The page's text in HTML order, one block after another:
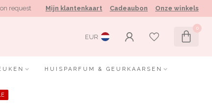
request Mijn klantenkaart Cadeaubon Onze winkels
EUR
0
HUISPARFUM & GEURKAARSEN